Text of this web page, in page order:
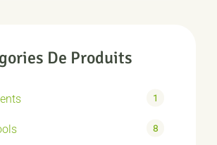
De Produits
1
8